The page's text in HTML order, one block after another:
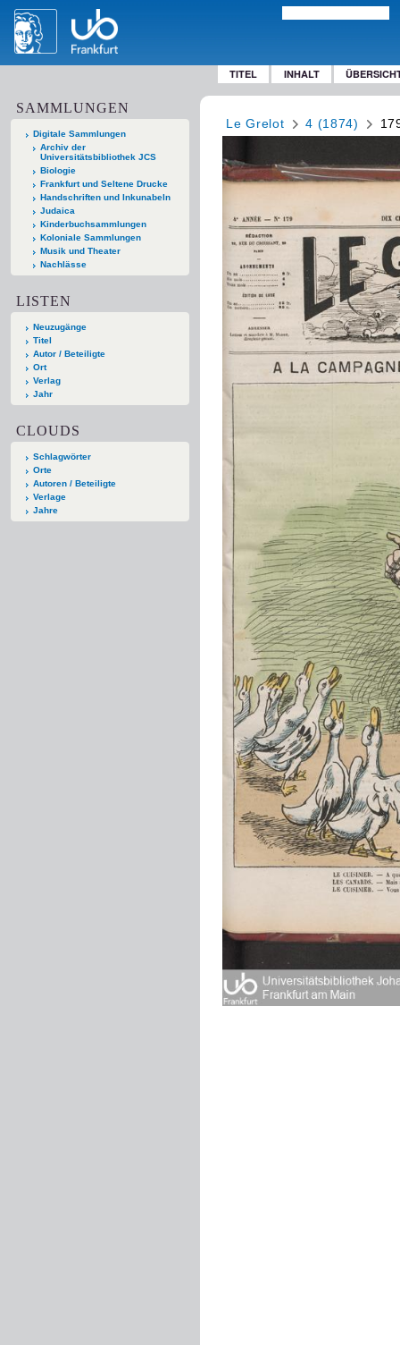
TITEL INHALT
SAMMLUNGEN
Digitale Sammlungen
Archiv der
Universitätsbibliothek JCS
Biologie
Frankfurt und Seltene Drucke
Handschriften und Inkunabeln
Judaica
Kinderbuchsammlungen
Koloniale Sammlungen
Musik und Theater
Nachlässe
LISTEN
Neuzugänge
Titel
Autor / Beteiligte
Ort
Verlag
Jahr
CLOUDS
Schlagwörter
Orte
Autoren / Beteiligte
Verlage
Jahre
Le Grelot 4 (1874)